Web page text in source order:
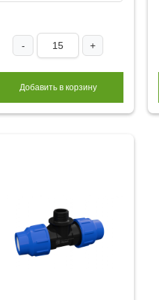
- +
Добавить в корзину